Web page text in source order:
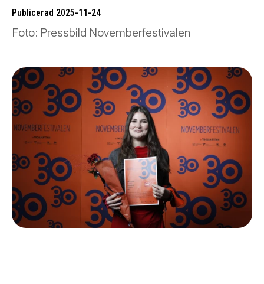
Publicerad 2025-11-24
Foto: Pressbild Novemberfestivalen